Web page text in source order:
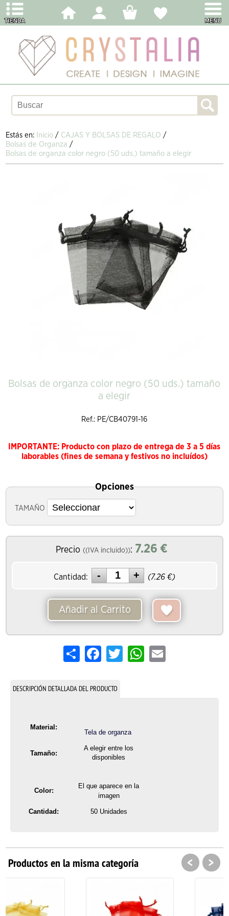
Estás en: Inicio / CAJAS Y BOLSAS DE REGALO /
Bolsas de Organza /
Bolsas de organza color negro (50 uds.) tamaño a elegir
Bolsas de organza color negro (50 uds.) tamaño
a elegir
Ref.: PE/CB40791-16
IMPORTANTE: Producto con plazo de entrega de 3 a 5 días
laborables (fines de semana y festivos no incluídos)
Opciones
TAMAÑO
Precio((IVA incluido)): 7.26 €
Cantidad: (7.26€)
Añadir al Carrito
Share FacebookTwitterWhatsApp
Email
DESCRIPCIÓN DETALLADA DEL PRODUCTO
Material:
Tela de organza
Tamaño:
A elegir entre los
disponibles
Color:
El que aparece en la
imagen
Cantidad: 50 Unidades
Productos en la misma categoría < >